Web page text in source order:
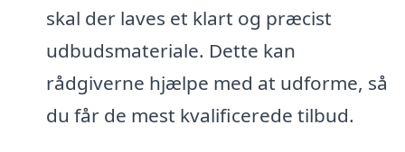
skal der laves et klart og præcist
udbudsmateriale. Dette kan
rådgiverne hjælpe med at udforme, så
du får de mest kvalificerede tilbud.